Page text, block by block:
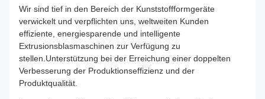
Wir sind tief in den Bereich der Kunststoffformgeräte
verwickelt und verpflichten uns, weltweiten Kunden
effiziente, energiesparende und intelligente
Extrusionsblasmaschinen zur Verfügung zu
stellen.Unterstützung bei der Erreichung einer doppelten
Verbesserung der Produktionseffizienz und der
Produktqualität.